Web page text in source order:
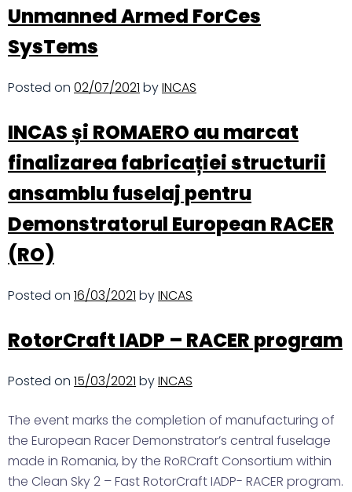
Unmanned Armed ForCes
SysTems
Posted on 02/07/2021 byINCAS
INCAS și ROMAERO au marcat
finalizarea fabricației structurii
ansamblu fuselaj pentru
Demonstratorul European RACER
(RO)
Posted on 16/03/2021 byINCAS
RotorCraft IADP – RACER program
Posted on 15/03/2021 byINCAS
The event marks the completion of manufacturing of
the European Racer Demonstrator’s central fuselage
made in Romania, by the RoRCraft Consortium within
the Clean Sky 2 – Fast RotorCraft IADP- RACER program.